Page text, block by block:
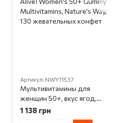
Артикул: NWY11537
Мультивитамины для
женщин 50+, вкус ягод,
Alive! Women's 50+ Gummy
Multivitamins, Nature's Way,
1 138 грн